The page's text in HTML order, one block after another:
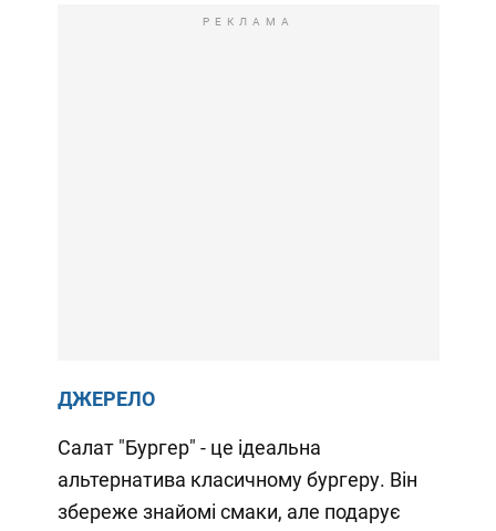
РЕКЛАМА
ДЖЕРЕЛО
Салат "Бургер" - це ідеальна
альтернатива класичному бургеру. Він
збереже знайомі смаки, але подарує